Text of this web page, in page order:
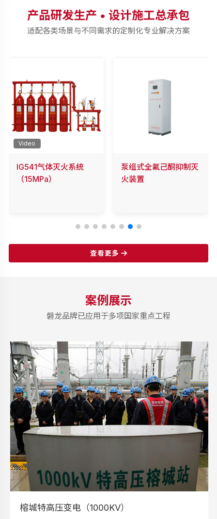
产品研发生产 • 设计施工总承包
适配各类场景与不同需求的定制化专业解决方案
Video
IG541气体灭火系统
（15MPa）
泵组式全氟己酮抑制灭
火装置
查看更多
案例展示
磐龙品牌已应用于多项国家重点工程
榕城特高压变电（1000KV）